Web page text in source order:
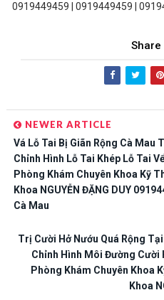
0919449459 | 0919449459 |
Share
NEWER ARTICLE
Vá Lỗ Tai Bị Giãn Rộng Cà Mau
Chỉnh Hình Lỗ Tai Khép Lỗ Tai
Phòng Khám Chuyên Khoa Kỹ
Khoa NGUYỄN ĐẶNG DUY
Cà Mau
Trị Cười Hở Nướu Quá Rộng
Chỉnh Hình Môi Đường Cười
Phòng Khám Chuyên Khoa
Khoa